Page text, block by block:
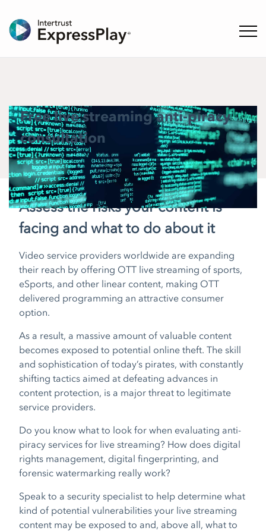
ナビ
Free live streaming anti-piracy
consultation
Assess the risks your content is
facing and what to do about it
Video service providers worldwide are expanding
their reach by offering OTT live streaming of sports,
eSports, and other linear content, making OTT
delivered programming an attractive consumer
option.
As a result, a massive amount of valuable content
becomes exposed to potential online theft. The skill
and sophistication of today’s pirates, with constantly
shifting tactics aimed at defeating advances in
content protection, is a major threat to legitimate
service providers.
Do you know what to look for when evaluating anti-
piracy services for live streaming? How does digital
rights management, digital fingerprinting, and
forensic watermarking really work?
Speak to a security specialist to help determine what
kind of potential vulnerabilities your live streaming
content may be exposed to and, above all, what to